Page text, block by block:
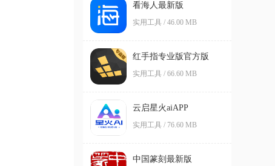
看海人最新版
实用工具 / 46.00 MB
红手指专业版官方版
实用工具 / 66.60 MB
云启星火aiAPP
实用工具 / 76.60 MB
中国篆刻最新版